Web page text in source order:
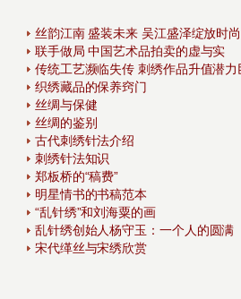
丝韵江南 盛装未来 吴江盛泽绽放时尚
联手做局 中国艺术品拍卖的虚与实
传统工艺濒临失传 刺绣作品升值潜力
织绣藏品的保养窍门
丝绸与保健
丝绸的鉴别
古代刺绣针法介绍
刺绣针法知识
郑板桥的“稿费”
明星情书的书稿范本
“乱针绣”和刘海粟的画
乱针绣创始人杨守玉：一个人的圆满
宋代缂丝与宋绣欣赏